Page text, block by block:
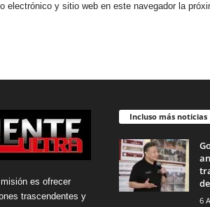
electrónico y sitio web en este navegador la
es ofrecer
trascendentes y
Incluso más noticias
6